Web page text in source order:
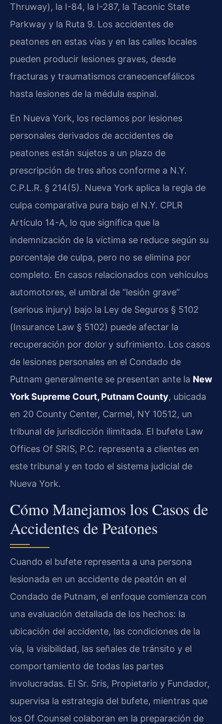
Thruway), la I-84, la I-287, la Taconic State
Parkway y la Ruta 9. Los accidentes de
peatones en estas vías y en las calles locales
pueden producir lesiones graves, desde
fracturas y traumatismos craneoencefálicos
hasta lesiones de la médula espinal.
En Nueva York, los reclamos por lesiones
personales derivados de accidentes de
peatones están sujetos a un plazo de
prescripción de tres años conforme a N.Y.
C.P.L.R. § 214(5). Nueva York aplica la regla de
culpa comparativa pura bajo el N.Y. CPLR
Artículo 14-A, lo que significa que la
indemnización de la víctima se reduce según su
porcentaje de culpa, pero no se elimina por
completo. En casos relacionados con vehículos
automotores, el umbral de “lesión grave”
(serious injury) bajo la Ley de Seguros § 5102
(Insurance Law § 5102) puede afectar la
recuperación por dolor y sufrimiento. Los casos
de lesiones personales en el Condado de
Putnam generalmente se presentan ante la New
York Supreme Court, Putnam County, ubicada
en 20 County Center, Carmel, NY 10512, un
tribunal de jurisdicción ilimitada. El bufete Law
Offices Of SRIS, P.C. representa a clientes en
este tribunal y en todo el sistema judicial de
Nueva York.
Cómo Manejamos los Casos de
Accidentes de Peatones
Cuando el bufete representa a una persona
lesionada en un accidente de peatón en el
Condado de Putnam, el enfoque comienza con
una evaluación detallada de los hechos: la
ubicación del accidente, las condiciones de la
vía, la visibilidad, las señales de tránsito y el
comportamiento de todas las partes
involucradas. El Sr. Sris, Propietario y Fundador,
supervisa la estrategia del bufete, mientras que
los Of Counsel colaboran en la preparación de